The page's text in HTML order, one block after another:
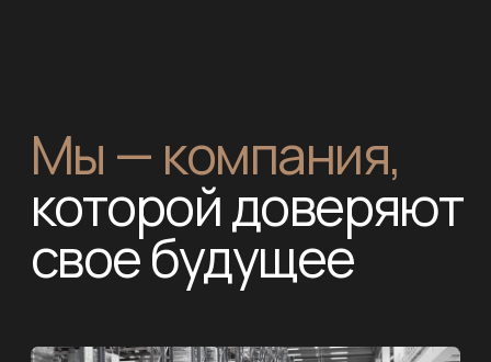
Вам не нужно искать отдельных
подрядчиков на строительные,
инженерные и отделочные работы